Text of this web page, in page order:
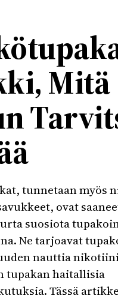
Mitä
tunnetaan myös
ovat
suosiota
Ne tarjoavat
nauttia
tupakan haitallisia
Tässä